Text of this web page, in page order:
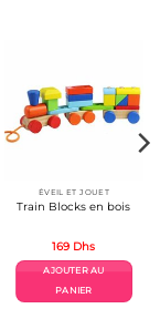
ÉVEIL ET JOUET
Train Blocks en bois
169 Dhs
AJOUTER AU
PANIER